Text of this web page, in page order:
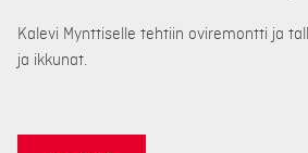
Kalevi Mynttiselle tehtiin oviremontti ja
ja ikkunat.